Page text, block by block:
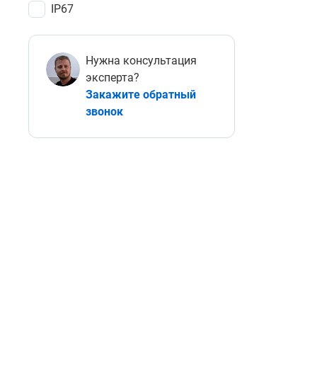
IP67
Нужна консультация
эксперта?
Закажите обратный
звонок